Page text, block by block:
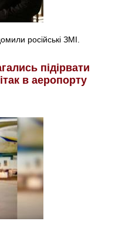
російські ЗМІ.
підірвати
в аеропорту